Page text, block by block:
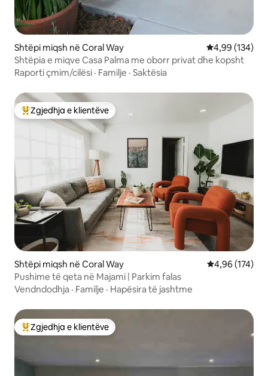
Shtëpi miqsh në Coral Way Vlerësimi
4,99 (134)
Shtëpia e miqve Casa Palma me oborr privat dhe kopsht
Raporti çmim/cilësi · Familje · Saktësia
Më të mirat e zgjedhjeve të klientëve
Zgjedhja e klientëve
Shtëpi miqsh në Coral Way Vlerësimi
4,96 (174)
Pushime të qeta në Majami | Parkim falas
Vendndodhja · Familje · Hapësira të jashtme
Më të mirat e zgjedhjeve të klientëve
Zgjedhja e klientëve